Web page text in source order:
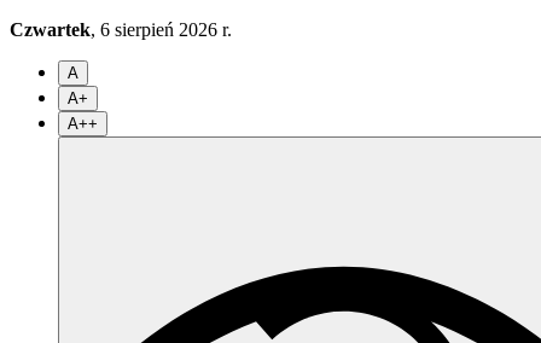
Czwartek, 6 sierpień 2026 r.
A
A+
A++